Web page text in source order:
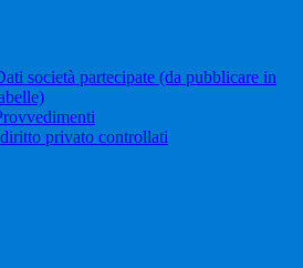
società partecipate (da pubblicare in
privato controllati